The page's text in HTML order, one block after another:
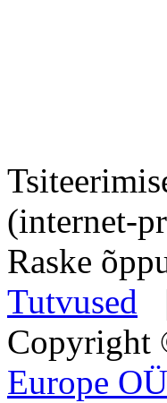
(internet-
Raske
Tutvused
Copyright
Europe OÜ